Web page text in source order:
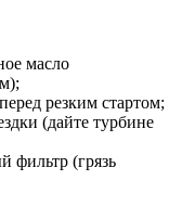
масло
резким стартом;
(дайте турбине
фильтр (грязь